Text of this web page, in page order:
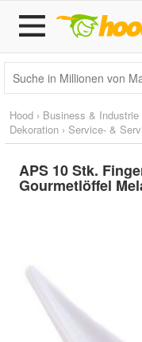
Hood › Business & Industrie
Dekoration › Service- &
APS 10 Stk.
Gourmetlöffel